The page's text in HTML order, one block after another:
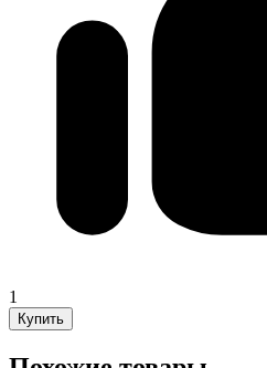
1
Купить